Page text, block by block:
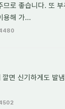
므로 좋습니다. 또
용해 가...
면 신기하게도 발